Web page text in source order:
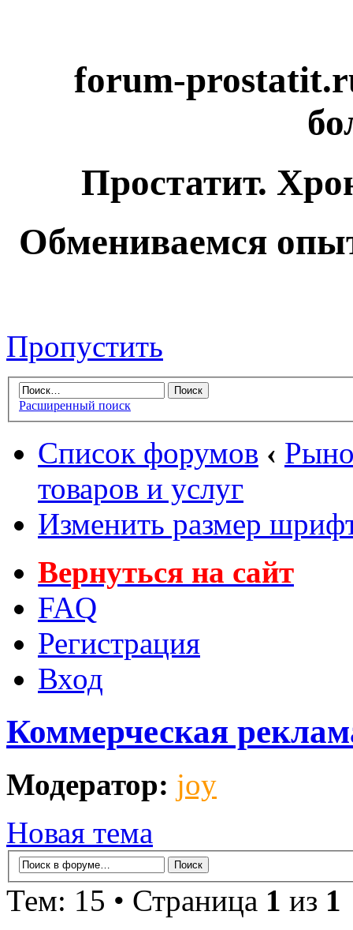
forum-
Простатит.
Обмениваемся
Пропустить
Расширенный поиск
Список форумов ‹
товаров и услуг
Изменить размер
Вернуться на сайт
FAQ
Регистрация
Вход
Коммерческая
Модератор: joy
Новая тема
Тем: 15 • Страница 1 из 1